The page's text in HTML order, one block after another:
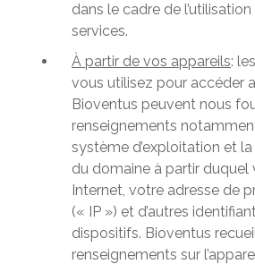
dans le cadre de
services.
À partir de vos appareils:
vous utilisez pour accéder
Bioventus peuvent nous
renseignements
système d’exploitation et
du domaine à partir duquel
Internet, votre adresse de
(« IP ») et d’autres
dispositifs. Bioventus
renseignements sur